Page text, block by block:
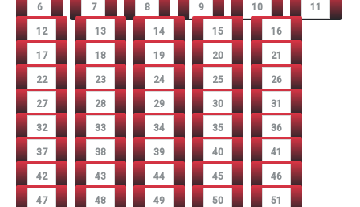
6 7 8 9 10 11
12 13 14 15 16
17 18 19 20 21
22 23 24 25 26
27 28 29 30 31
32 33 34 35 36
37 38 39 40 41
42 43 44 45 46
47 48 49 50 51